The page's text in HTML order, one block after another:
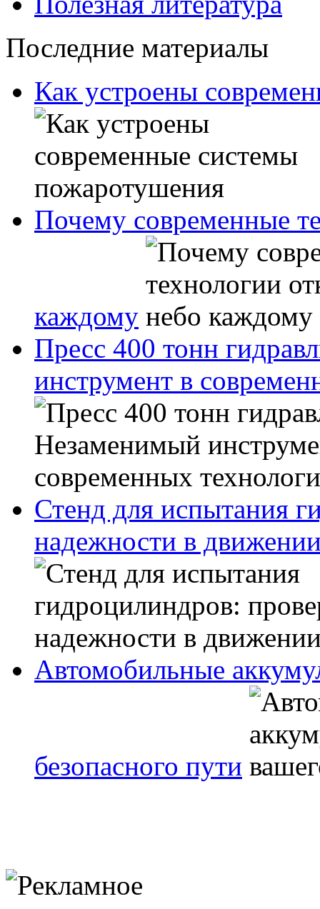
Последние материалы
Как устроены
Почему современные
каждому
Пресс 400 тонн
инструмент в
Стенд для испытания
надежности в
Автомобильные
безопасного пути